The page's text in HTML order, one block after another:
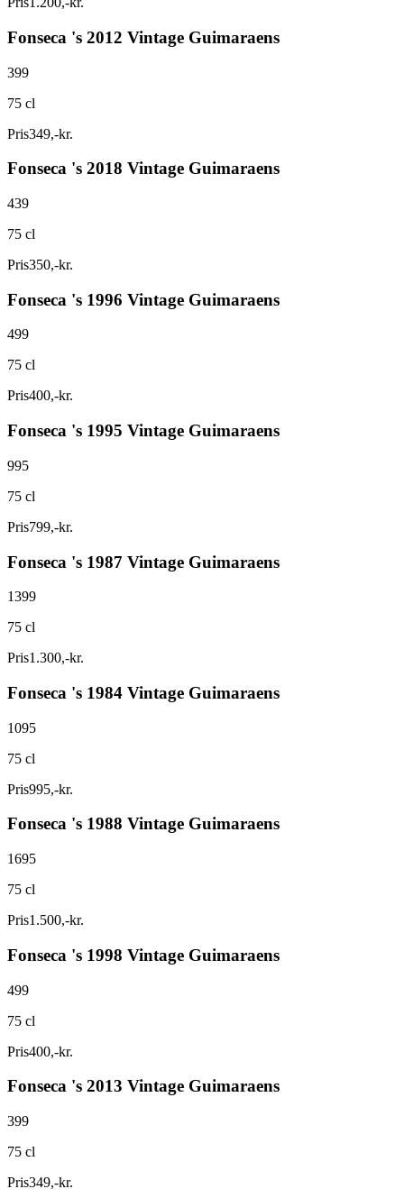
Fonseca 's 2012 Vintage Guimaraens
399
75 cl
Pris349,-kr.
Fonseca 's 2018 Vintage Guimaraens
439
75 cl
Pris350,-kr.
Fonseca 's 1996 Vintage Guimaraens
499
75 cl
Pris400,-kr.
Fonseca 's 1995 Vintage Guimaraens
995
75 cl
Pris799,-kr.
Fonseca 's 1987 Vintage Guimaraens
1399
75 cl
Pris1.300,-kr.
Fonseca 's 1984 Vintage Guimaraens
1095
75 cl
Pris995,-kr.
Fonseca 's 1988 Vintage Guimaraens
1695
75 cl
Pris1.500,-kr.
Fonseca 's 1998 Vintage Guimaraens
499
75 cl
Pris400,-kr.
Fonseca 's 2013 Vintage Guimaraens
399
75 cl
Pris349,-kr.